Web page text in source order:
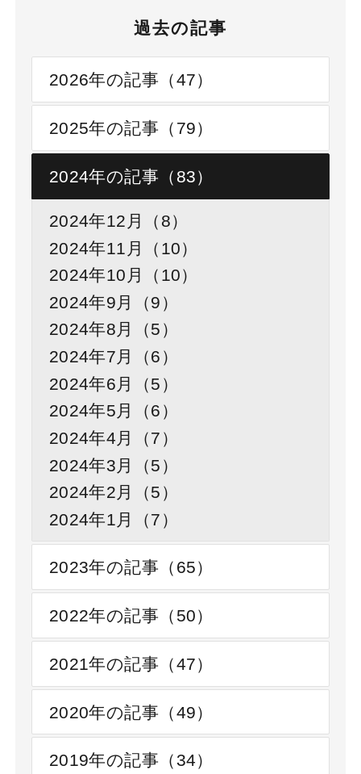
過去の記事
2026年の記事（47）
2025年の記事（79）
2024年の記事（83）
2024年12月（8）
2024年11月（10）
2024年10月（10）
2024年9月（9）
2024年8月（5）
2024年7月（6）
2024年6月（5）
2024年5月（6）
2024年4月（7）
2024年3月（5）
2024年2月（5）
2024年1月（7）
2023年の記事（65）
2022年の記事（50）
2021年の記事（47）
2020年の記事（49）
2019年の記事（34）